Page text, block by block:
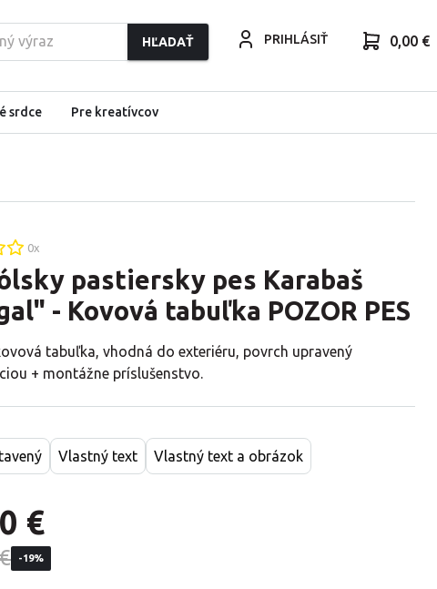
HĽADAŤ PRIHLÁSIŤ 0,00 €
srdce Pre kreatívcov
0x
pastiersky pes Karabaš
- Kovová tabuľka POZOR PES
tabuľka, vhodná do exteriéru, povrch upravený
+ montážne príslušenstvo.
Vlastný text Vlastný text a obrázok
€
-19%